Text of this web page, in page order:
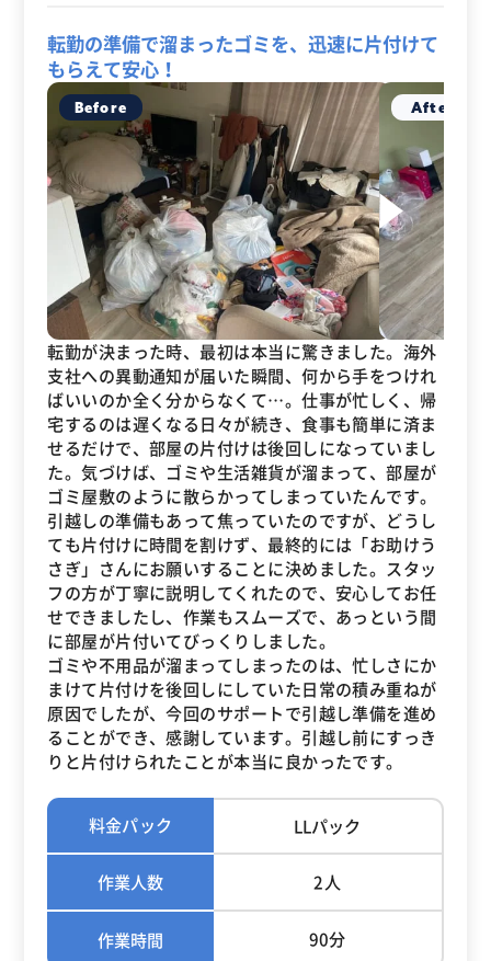
転勤の準備で溜まったゴミを、迅速に片付けて
もらえて安心！
転勤が決まった時、最初は本当に驚きました。海外
支社への異動通知が届いた瞬間、何から手をつけれ
ばいいのか全く分からなくて…。仕事が忙しく、帰
宅するのは遅くなる日々が続き、食事も簡単に済ま
せるだけで、部屋の片付けは後回しになっていまし
た。気づけば、ゴミや生活雑貨が溜まって、部屋が
ゴミ屋敷のように散らかってしまっていたんです。
引越しの準備もあって焦っていたのですが、どうし
ても片付けに時間を割けず、最終的には「お助けう
さぎ」さんにお願いすることに決めました。スタッ
フの方が丁寧に説明してくれたので、安心してお任
せできましたし、作業もスムーズで、あっという間
に部屋が片付いてびっくりしました。
ゴミや不用品が溜まってしまったのは、忙しさにか
まけて片付けを後回しにしていた日常の積み重ねが
原因でしたが、今回のサポートで引越し準備を進め
ることができ、感謝しています。引越し前にすっき
りと片付けられたことが本当に良かったです。
料金パック LLパック
作業人数 2人
作業時間 90分